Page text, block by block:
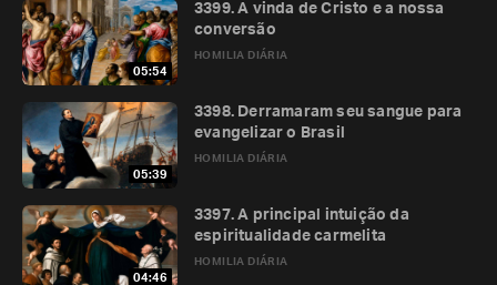
05:54
HOMILIA DIÁRIA
3399. A vinda de Cristo e a nossa
conversão
05:39
HOMILIA DIÁRIA
3398. Derramaram seu sangue para
evangelizar o Brasil
04:46
HOMILIA DIÁRIA
3397. A principal intuição da
espiritualidade carmelita